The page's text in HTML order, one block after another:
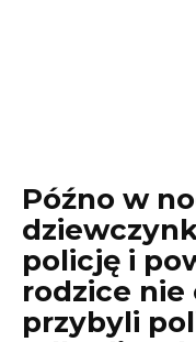
Późno w
policję i
rodzice nie
przybyli